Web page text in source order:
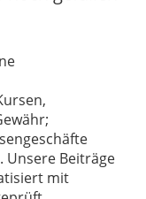
Unsere Beiträge
mit